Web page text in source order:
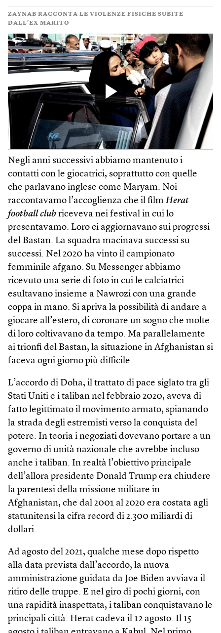
ZAYNAB RACCONTA LE VIOLENZE FISICHE SUBITE
DALL’EX MARITO
Negli anni successivi abbiamo mantenuto i
contatti con le giocatrici, soprattutto con quelle
che parlavano inglese come Maryam. Noi
raccontavamo l’accoglienza che il film Herat
football club riceveva nei festival in cui lo
presentavamo. Loro ci aggiornavano sui progressi
del Bastan. La squadra macinava successi su
successi. Nel 2020 ha vinto il campionato
femminile afgano. Su Messenger abbiamo
ricevuto una serie di foto in cui le calciatrici
esultavano insieme a Nawrozi con una grande
coppa in mano. Si apriva la possibilità di andare a
giocare all’estero, di coronare un sogno che molte
di loro coltivavano da tempo. Ma parallelamente
ai trionfi del Bastan, la situazione in Afghanistan si
faceva ogni giorno più difficile.
L’accordo di Doha, il trattato di pace siglato tra gli
Stati Uniti e i taliban nel febbraio 2020, aveva di
fatto legittimato il movimento armato, spianando
la strada degli estremisti verso la conquista del
potere. In teoria i negoziati dovevano portare a un
governo di unità nazionale che avrebbe incluso
anche i taliban. In realtà l’obiettivo principale
dell’allora presidente Donald Trump era chiudere
la parentesi della missione militare in
Afghanistan, che dal 2001 al 2020 era costata agli
statunitensi la cifra record di 2.300 miliardi di
dollari.
Ad agosto del 2021, qualche mese dopo rispetto
alla data prevista dall’accordo, la nuova
amministrazione guidata da Joe Biden avviava il
ritiro delle truppe. E nel giro di pochi giorni, con
una rapidità inaspettata, i taliban conquistavano le
principali città. Herat cadeva il 12 agosto. Il 15